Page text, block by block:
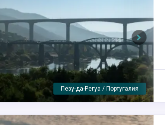
Порту / Португалия
Next